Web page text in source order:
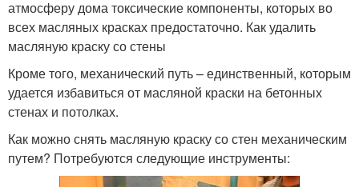
атмосферу дома токсические компоненты, которых во
всех масляных красках предостаточно. Как удалить
масляную краску со стены
Кроме того, механический путь – единственный, которым
удается избавиться от масляной краски на бетонных
стенах и потолках.
Как можно снять масляную краску со стен механическим
путем? Потребуются следующие инструменты: